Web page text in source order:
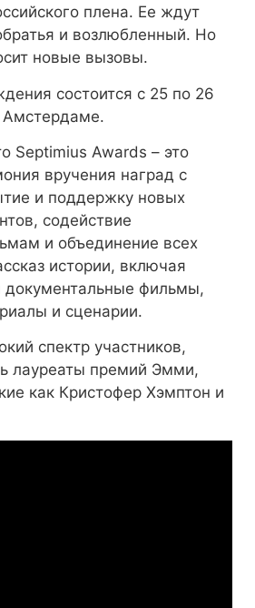
плена. Ее ждут
и возлюбленный. Но
новые вызовы.
состоится с 25 по 26
Амстердаме.
Septimius Awards – это
вручения наград с
и поддержку новых
содействие
и объединение всех
истории, включая
документальные фильмы,
и сценарии.
спектр участников,
лауреаты премий Эмми,
как Кристофер Хэмптон и